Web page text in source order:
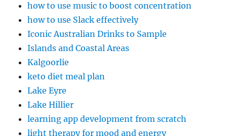
how to use music to boost concentration
how to use Slack effectively
Iconic Australian Drinks to Sample
Islands and Coastal Areas
Kalgoorlie
keto diet meal plan
Lake Eyre
Lake Hillier
learning app development from scratch
light therapy for mood and energy